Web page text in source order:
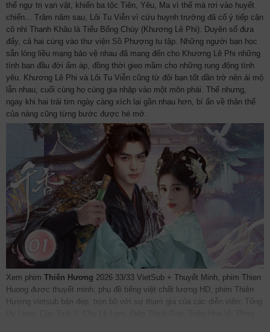
thể ngự trị vạn vật, khiến ba tộc Tiên, Yêu, Ma vì thế mà rơi vào huyết
chiến... Trăm năm sau, Lôi Tu Viễn vì cứu huynh trưởng đã cố ý tiếp cận
cô nhi Thanh Khâu là Tiểu Bổng Chùy (Khương Lê Phi). Duyên số đưa
đẩy, cả hai cùng vào thư viện Sồ Phượng tu tập. Những người bạn học
sẵn lòng liều mạng bảo vệ nhau đã mang đến cho Khương Lê Phi những
tình bạn đầu đời ấm áp, đồng thời gieo mầm cho những rung động tình
yêu. Khương Lê Phi và Lôi Tu Viễn cũng từ đôi bạn tốt dần trở nên ái mộ
lẫn nhau, cuối cùng họ cùng gia nhập vào một môn phái. Thế nhưng,
ngay khi hai trái tim ngày càng xích lại gần nhau hơn, bí ẩn về thân thế
của nàng cũng từng bước được hé mở.
Xem phim Thiên Hương 2026 33/33 VietSub + Thuyết Minh, phim Thien
Huong được thuyết minh, phụ đề tiếng việt chất lượng HD, phim Thiên
Hương vietsub bản đẹp, trọn bộ với sự tham gia của các diễn viên: Tống